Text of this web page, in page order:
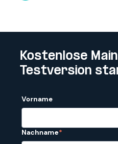
Kostenlose
Testversion
Vorname
Nachname*